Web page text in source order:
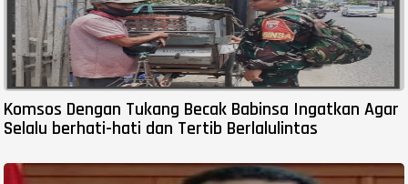
Komsos Dengan Tukang Becak Babinsa Ingatkan Agar
Selalu berhati-hati dan Tertib Berlalulintas